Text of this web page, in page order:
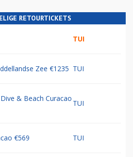
RETOURTICKETS
TUI
Zee €1235 TUI
& Beach Curacao
TUI
€569 TUI